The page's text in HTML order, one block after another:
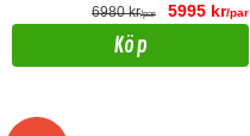
6980 kr/par 5995 kr/par
Köp